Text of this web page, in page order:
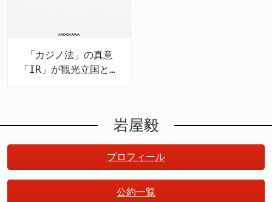
「カジノ法」の真意
「IR」が観光立国と地
岩屋毅
プロフィール
公約一覧